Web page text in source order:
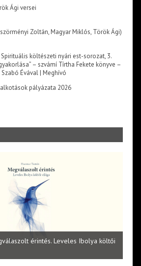
Ági versei
Zoltán, Magyar Miklós, Török Ági)
Spirituális költészeti nyári est-sorozat, 3.
– szvámí Tírtha Fekete könyve –
Évával | Meghívó
pályázata 2026
érintés. Leveles Ibolya költői